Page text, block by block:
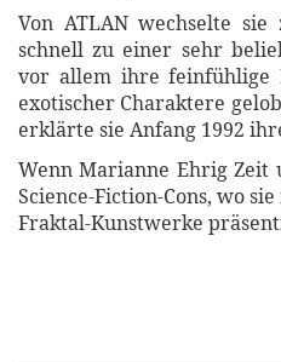
Von ATLAN wechselte
schnell zu einer sehr
vor allem ihre feinfühlige
exotischer Charaktere
erklärte sie Anfang 1992
Wenn Marianne Ehrig
Science-Fiction-Cons, wo
Fraktal-Kunstwerke